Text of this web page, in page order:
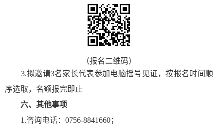
（报名二维码）
3.拟邀请3名家长代表参加电脑摇号见证，按报名时间顺
序选取，名额报完即止
六、其他事项
1.咨询电话：0756-8841660；